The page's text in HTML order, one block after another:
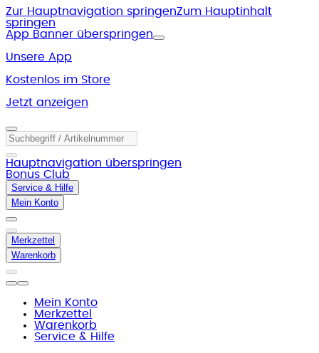
Zur Hauptnavigation springenZum Hauptinhalt
springen
App Banner überspringen
Unsere App
Kostenlos im Store
Jetzt anzeigen
Hauptnavigation überspringen
Bonus Club
Service & Hilfe
Mein Konto
Merkzettel
Warenkorb
Mein Konto
Merkzettel
Warenkorb
Service & Hilfe